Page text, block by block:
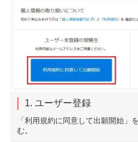
1. ユーザー登録
「利用規約に同意して出願開始」
む。